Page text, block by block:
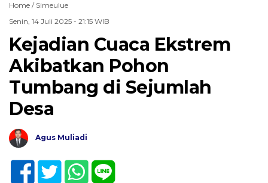
Home / Simeulue
Senin, 14 Juli 2025 - 21:15 WIB
Kejadian Cuaca Ekstrem
Akibatkan Pohon
Tumbang di Sejumlah
Desa
Agus Muliadi